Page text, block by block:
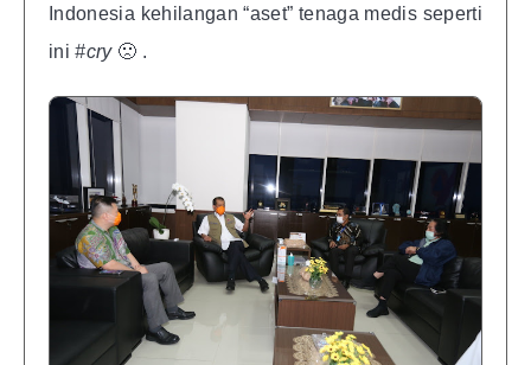
Indonesia kehilangan “aset” tenaga medis seperti
ini#cry🙁 .